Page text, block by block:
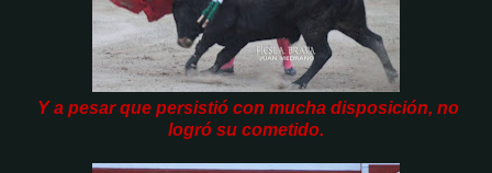
Y a pesar que persistió con mucha disposición, no
logró su cometido.